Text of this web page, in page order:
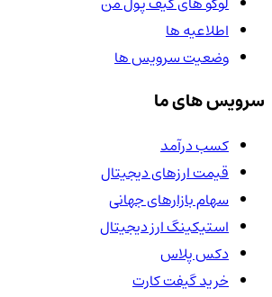
اطلاعیه ها
وضعیت سرویس ها
سرویس های ما
کسب درآمد
قیمت ارزهای دیجیتال
سهام بازارهای جهانی
استیکینگ ارز دیجیتال
دکس پلاس
خرید گیفت کارت